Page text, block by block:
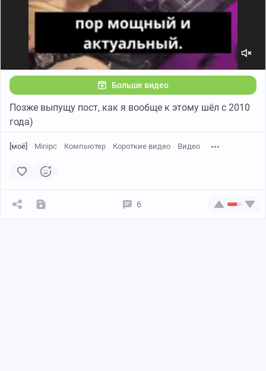
Больше видео
Позже выпущу пост, как я вообще к этому шёл с 2010
года)
[моё] Minipc Компьютер Короткие видео Видео
6